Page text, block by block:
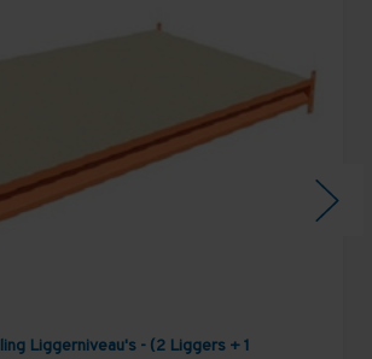
Liggerniveau's - (2 Liggers + 1